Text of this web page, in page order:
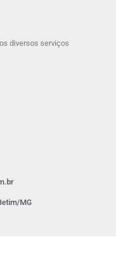
diversos serviços
MG